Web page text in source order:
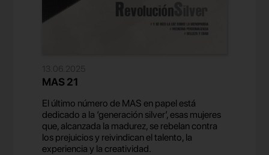
13.06.2025
MAS 21
El último número de MAS en papel está
dedicado a la ‘generación silver’, esas mujeres
que, alcanzada la madurez, se rebelan contra
los prejuicios y reivindican el talento, la
experiencia y la creatividad.